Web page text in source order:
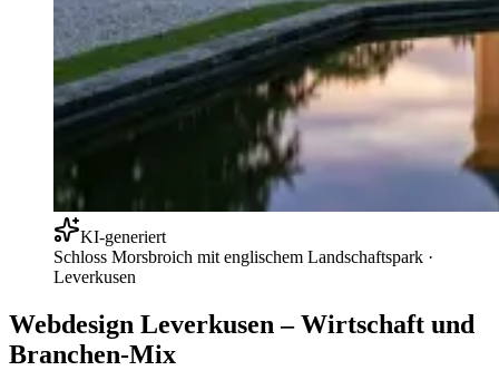
KI-generiert
Schloss Morsbroich mit englischem Landschaftspark ·
Leverkusen
Webdesign Leverkusen – Wirtschaft und
Branchen-Mix